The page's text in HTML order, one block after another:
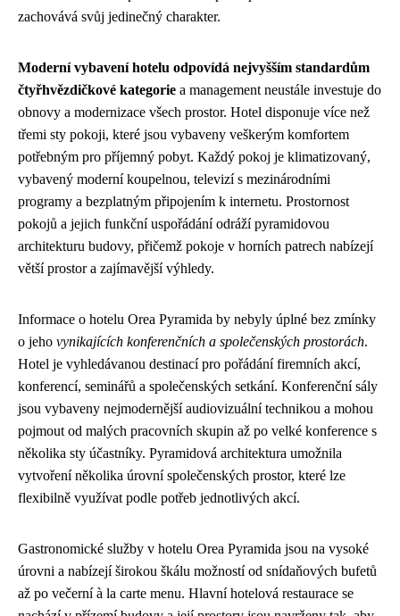
zachovává svůj jedinečný charakter.
Moderní vybavení hotelu odpovídá nejvyšším standardům
čtyřhvězdičkové kategorie a management neustále investuje do
obnovy a modernizace všech prostor. Hotel disponuje více než
třemi sty pokoji, které jsou vybaveny veškerým komfortem
potřebným pro příjemný pobyt. Každý pokoj je klimatizovaný,
vybavený moderní koupelnou, televizí s mezinárodními
programy a bezplatným připojením k internetu. Prostornost
pokojů a jejich funkční uspořádání odráží pyramidovou
architekturu budovy, přičemž pokoje v horních patrech nabízejí
větší prostor a zajímavější výhledy.
Informace o hotelu Orea Pyramida by nebyly úplné bez zmínky
o jeho vynikajících konferenčních a společenských prostorách.
Hotel je vyhledávanou destinací pro pořádání firemních akcí,
konferencí, seminářů a společenských setkání. Konferenční sály
jsou vybaveny nejmodernější audiovizuální technikou a mohou
pojmout od malých pracovních skupin až po velké konference s
několika sty účastníky. Pyramidová architektura umožnila
vytvoření několika úrovní společenských prostor, které lze
flexibilně využívat podle potřeb jednotlivých akcí.
Gastronomické služby v hotelu Orea Pyramida jsou na vysoké
úrovni a nabízejí širokou škálu možností od snídaňových bufetů
až po večerní à la carte menu. Hlavní hotelová restaurace se